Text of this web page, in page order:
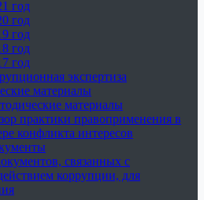
год
год
год
год
год
экспертиза
материалы
материалы
практики правоприменения в
конфликта интересов
связанных с
коррупции, для